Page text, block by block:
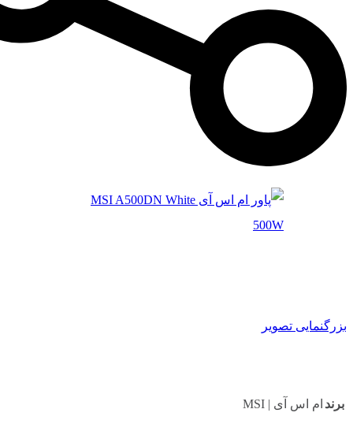
بزرگنمایی تصویر
برند ام اس آی | MSI